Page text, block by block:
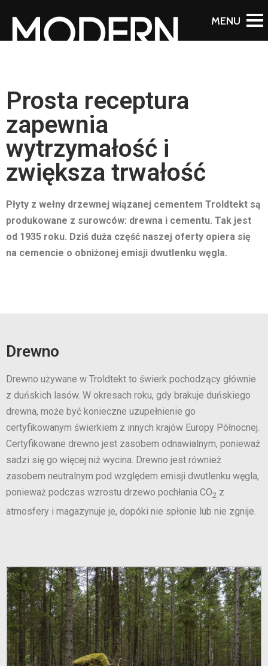
Prosta receptura
zapewnia
wytrzymałość i
zwiększa trwałość
Płyty z wełny drzewnej wiązanej cementem Troldtekt są
produkowane z surowców: drewna i cementu. Tak jest
od 1935 roku. Dziś duża część naszej oferty opiera się
na cemencie o obniżonej emisji dwutlenku węgla.
Drewno
Drewno używane w Troldtekt to świerk pochodzący głównie
z duńskich lasów. W okresach roku, gdy brakuje duńskiego
drewna, może być konieczne uzupełnienie go
certyfikowanym świerkiem z innych krajów Europy Północnej.
Certyfikowane drewno jest zasobem odnawialnym, ponieważ
sadzi się go więcej niż wycina. Drewno jest również
zasobem neutralnym pod względem emisji dwutlenku węgla,
ponieważ podczas wzrostu drzewo pochłania CO2 z
atmosfery i magazynuje je, dopóki nie spłonie lub nie zgnije.